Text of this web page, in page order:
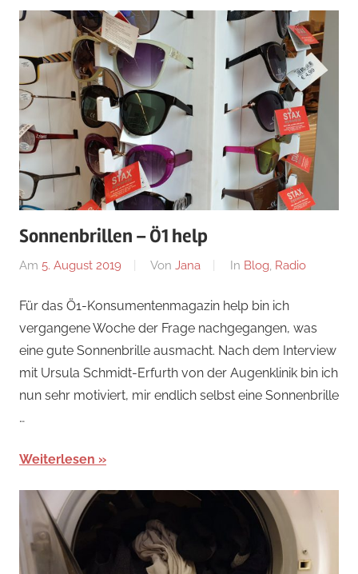
Sonnenbrillen – Ö1 help
Am 5. August 2019 Von Jana In Blog, Radio
Für das Ö1-Konsumentenmagazin help bin ich
vergangene Woche der Frage nachgegangen, was
eine gute Sonnenbrille ausmacht. Nach dem Interview
mit Ursula Schmidt-Erfurth von der Augenklinik bin ich
nun sehr motiviert, mir endlich selbst eine Sonnenbrille
…
Weiterlesen